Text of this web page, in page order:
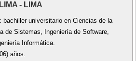
- LIMA
bachiller universitario en Ciencias de la
de Sistemas, Ingeniería de Software,
Informática.
años.